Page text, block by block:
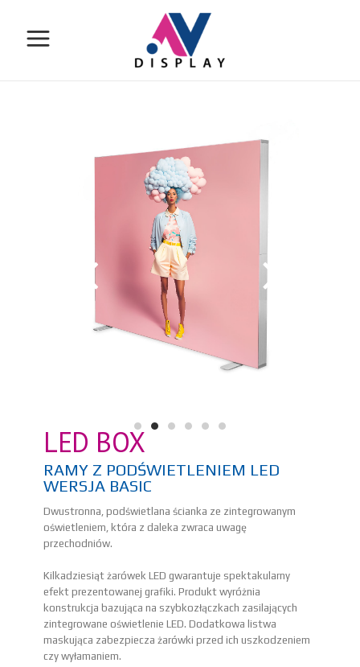
LED BOX
RAMY Z PODŚWIETLENIEM LED
WERSJA BASIC
Dwustronna, podświetlana ścianka ze zintegrowanym
oświetleniem, która z daleka zwraca uwagę
przechodniów.
Kilkadziesiąt żarówek LED gwarantuje spektakularny
efekt prezentowanej grafiki. Produkt wyróżnia
konstrukcja bazująca na szybkozłączkach zasilających
zintegrowane oświetlenie LED. Dodatkowa listwa
maskująca zabezpiecza żarówki przed ich uszkodzeniem
czy wyłamaniem.